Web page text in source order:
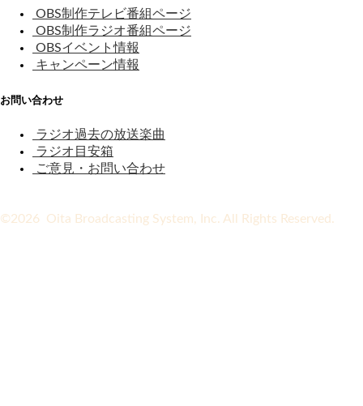
OBS制作テレビ番組ページ
OBS制作ラジオ番組ページ
OBSイベント情報
キャンペーン情報
お問い合わせ
ラジオ過去の放送楽曲
ラジオ目安箱
ご意見・お問い合わせ
©2026 Oita Broadcasting System, Inc. All Rights Reserved.